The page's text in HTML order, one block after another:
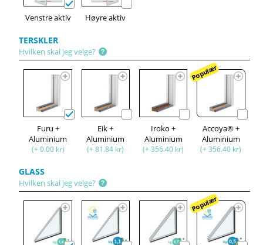
Venstre aktiv Høyre aktiv
TERSKLER
Hvilken skal jeg velge?
Furu +
Aluminium
(+ 0.00 kr)
Eik +
Aluminium
(+ 81.84 kr)
Iroko +
Aluminium
(+ 356.40 kr)
Populær
Accoya® +
Aluminium
(+ 356.40 kr)
GLASS
Hvilken skal jeg velge?
Populær